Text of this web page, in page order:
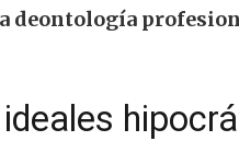
deontología